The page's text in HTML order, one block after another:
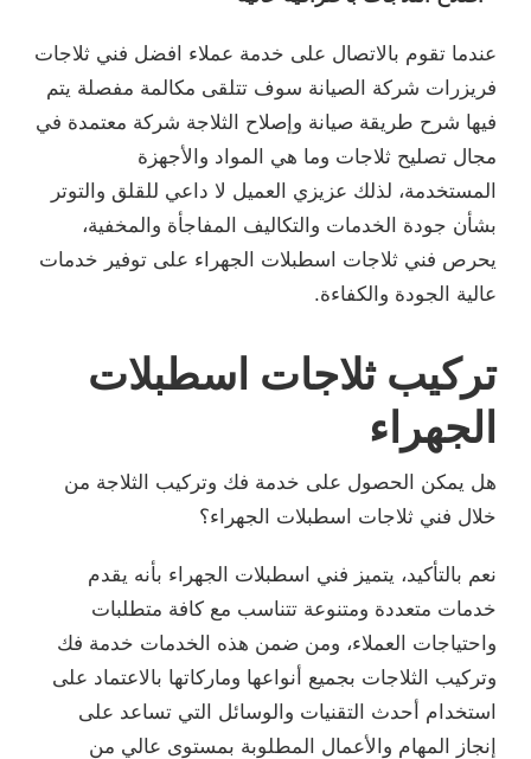
عندما تقوم بالاتصال على خدمة عملاء افضل فني ثلاجات
فريزرات شركة الصيانة سوف تتلقى مكالمة مفصلة يتم
فيها شرح طريقة صيانة وإصلاح الثلاجة شركة معتمدة في
مجال تصليح ثلاجات وما هي المواد والأجهزة
المستخدمة، لذلك عزيزي العميل لا داعي للقلق والتوتر
بشأن جودة الخدمات والتكاليف المفاجأة والمخفية،
يحرص فني ثلاجات اسطبلات الجهراء على توفير خدمات
عالية الجودة والكفاءة.
تركيب ثلاجات اسطبلات
الجهراء
هل يمكن الحصول على خدمة فك وتركيب الثلاجة من
خلال فني ثلاجات اسطبلات الجهراء؟
نعم بالتأكيد، يتميز فني اسطبلات الجهراء بأنه يقدم
خدمات متعددة ومتنوعة تتناسب مع كافة متطلبات
واحتياجات العملاء، ومن ضمن هذه الخدمات خدمة فك
وتركيب الثلاجات بجميع أنواعها وماركاتها بالاعتماد على
استخدام أحدث التقنيات والوسائل التي تساعد على
إنجاز المهام والأعمال المطلوبة بمستوى عالي من